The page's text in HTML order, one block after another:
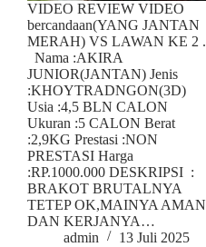
VIDEO REVIEW VIDEO
bercandaan(YANG JANTAN
MERAH) VS LAWAN KE 2 .
Nama :AKIRA
JUNIOR(JANTAN) Jenis
:KHOYTRADNGON(3D)
Usia :4,5 BLN CALON
Ukuran :5 CALON Berat
:2,9KG Prestasi :NON
PRESTASI Harga
:RP.1000.000 DESKRIPSI :
BRAKOT BRUTALNYA
TETEP OK,MAINYA AMAN
DAN KERJANYA…
admin
13 Juli 2025